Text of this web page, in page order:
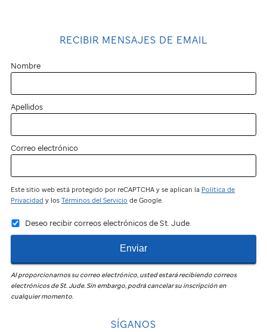
RECIBIR MENSAJES DE EMAIL
Nombre
Apellidos
Correo electrónico
Este sitio web está protegido por reCAPTCHA y se aplican la Política de
Privacidad y los Términos del Servicio de Google.
Deseo recibir correos electrónicos de St. Jude.
Enviar
Al proporcionarnos su correo electrónico, usted estará recibiendo correos
electrónicos deSt. Jude.Sin embargo, podrá cancelar su inscripción en
cualquier momento.
SÍGANOS